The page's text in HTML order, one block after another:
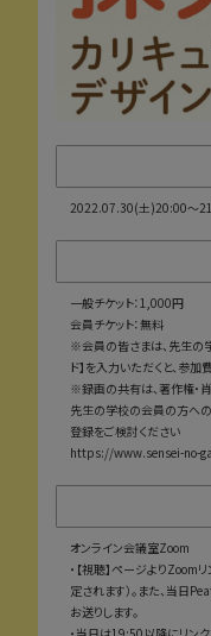
2022.07.30(土)20:00〜
一般チケット：1,000円
会員チケット：無料
※会員の皆さまは、先生の
ド】を入力いただくと、参
※録画の共有は、著作権・
先生の学校の会員の方への
登録をご検討ください
https://www.sensei-no-
オンライン会議室Zoom
・【視聴】ページよりZoom
定されます）。また、当日
お送りします。